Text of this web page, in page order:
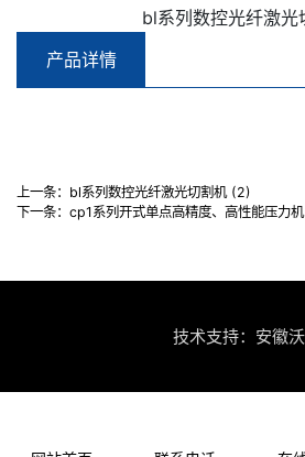
bl系列数控光纤激光
产品详情
上一条： bl系列数控光纤激光切割机 (2)
下一条： cp1系列开式单点高精度、高性能压力机
技术支持：安徽